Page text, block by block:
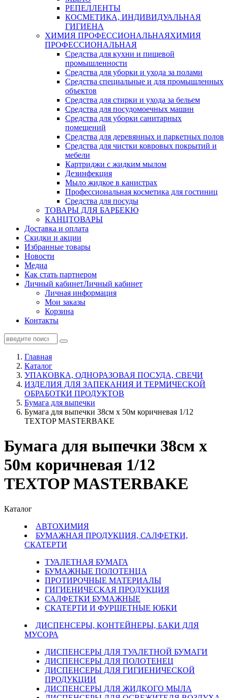
РЕПЕЛЛЕНТЫ
КОСМЕТИКА, ИНДИВИДУАЛЬНАЯ
ГИГИЕНА
ХИМИЯ ПРОФЕССИОНАЛЬНАЯХИМИЯ
ПРОФЕССИОНАЛЬНАЯ
Средства для кухни и пищевой
промышленности
Средства для уборки и ухода за полами
Средства специальные и для промышленных
объектов
Средства для стирки и ухода за бельем
Средства для посудомоечных машин
Средства для уборки санитарных
помещений
Средства для деревянных и паркетных полов
Средства для чистки ковровых покрытий и
мебели
Картриджи с жидким мылом
Дезинфекция
Мыло жидкое в канистрах
Профессиональная косметика для гостиниц
Средства для посуды
ТОВАРЫ ДЛЯ БАРБЕКЮ
КАНЦТОВАРЫ
Доставка и оплата
Скидки и акции
Избранные товары
Новости
Медиа
Как стать партнером
Личный кабинетЛичный кабинет
Личная информация
Мои заказы
Корзина
Контакты
Главная
Каталог
УПАКОВКА, ОДНОРАЗОВАЯ ПОСУДА, СВЕЧИ
ИЗДЕЛИЯ ДЛЯ ЗАПЕКАНИЯ И ТЕРМИЧЕСКОЙ
ОБРАБОТКИ ПРОДУКТОВ
Бумага для выпечки
Бумага для выпечки 38см х 50м коричневая 1/12
TEXTOP MASTERBAKE
Бумага для выпечки 38см х
50м коричневая 1/12
TEXTOP MASTERBAKE
Каталог
АВТОХИМИЯ
БУМАЖНАЯ ПРОДУКЦИЯ, САЛФЕТКИ,
СКАТЕРТИ
ТУАЛЕТНАЯ БУМАГА
БУМАЖНЫЕ ПОЛОТЕНЦА
ПРОТИРОЧНЫЕ МАТЕРИАЛЫ
ГИГИЕНИЧЕСКАЯ ПРОДУКЦИЯ
САЛФЕТКИ БУМАЖНЫЕ
СКАТЕРТИ И ФУРШЕТНЫЕ ЮБКИ
ДИСПЕНСЕРЫ, КОНТЕЙНЕРЫ, БАКИ ДЛЯ
МУСОРА
ДИСПЕНСЕРЫ ДЛЯ ТУАЛЕТНОЙ БУМАГИ
ДИСПЕНСЕРЫ ДЛЯ ПОЛОТЕНЕЦ
ДИСПЕНСЕРЫ ДЛЯ ГИГИЕНИЧЕСКОЙ
ПРОДУКЦИИ
ДИСПЕНСЕРЫ ДЛЯ ЖИДКОГО МЫЛА